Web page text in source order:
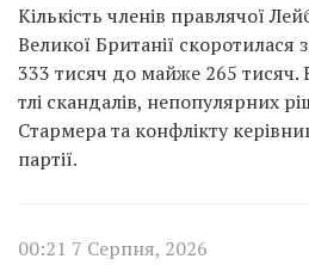
Кількість членів правлячої
Великої Британії скоротилася
333 тисяч до майже 265 тисяч.
тлі скандалів, непопулярних
Стармера та конфлікту
партії.
00:21 7 Серпня, 2026